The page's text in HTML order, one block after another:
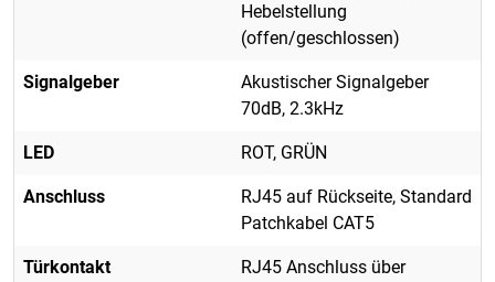
Hebelstellung
(offen/geschlossen)
Signalgeber
Akustischer Signalgeber
70dB, 2.3kHz
LED ROT, GRÜN
Anschluss
RJ45 auf Rückseite, Standard
Patchkabel CAT5
Türkontakt
RJ45 Anschluss über